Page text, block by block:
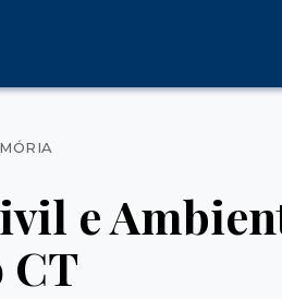
Categorias
e
CT